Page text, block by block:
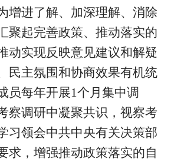
增进了解、加深理解、消除
聚起完善政策、推动落实的
动实现反映意见建议和解疑
民主氛围和协商效果有机统
员每年开展1个月集中调
察调研中凝聚共识，视察考
习领会中共中央有关决策部
求，增强推动政策落实的自